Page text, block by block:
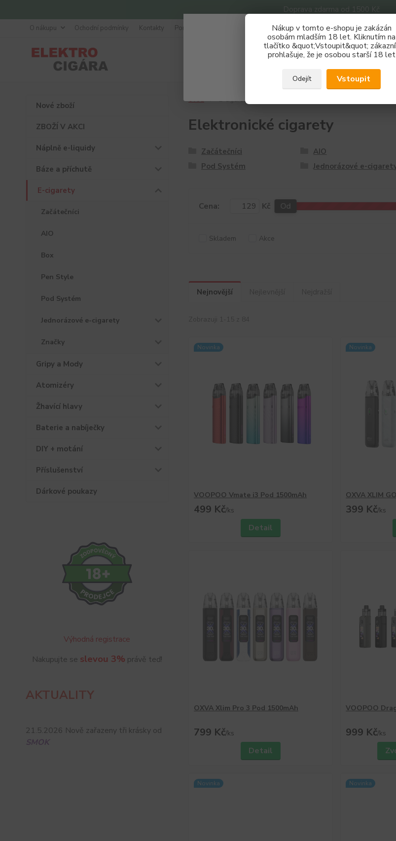
Doprava zdarma od 1500 Kč
Nákup v tomto e-shopu je zakázán
osobám mladším 18 let. Kliknutím na
tlačítko &quot;Vstoupit&quot;
prohlašuje, že je osobou starší 18 let
Odejít Vstoupit
O nákupu Ochodní podmínky Kontakty Poradna
Hledat
Nové zboží
ZBOŽÍ V AKCI
Náplně e-liquidy
Báze a příchutě
E-cigarety
Začátečníci
AIO
Box
Pen Style
Pod Systém
Jednorázové e-cigarety
Značky
Gripy a Mody
Atomizéry
Žhavící hlavy
Baterie a nabíječky
DIY + motání
Příslušenství
Dárkové poukazy
Výhodná registrace
Nakupujte se slevou 3% právě teď!
AKTUALITY
21.5.2026 Nově zařazeny tři krásky od
SMOK
Úvod E-cigarety
Elektronické cigarety
Začátečníci AIO
Pod Systém
Jednorázové e-
Cena: Kč Od
Skladem Akce
Nejnovější
Novinka
VOOPOO Vmate i3 Pod 1500mAh
499 Kč/ks
Detail
Novinka
OXVA XLIM
399 Kč/ks
OXVA Xlim Pro 3 Pod 1500mAh
799 Kč/ks
Detail
VOOPOO
999 Kč/ks
Novinka Novinka
Získej slevu 3%
Zaregistruj se a nakupuj se slevou právě
REGISTRAČNÍ FORMULÁŘ
Zavřít